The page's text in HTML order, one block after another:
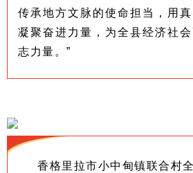
传承地方文脉的使命担当，用
凝聚奋进力量，为全县经济社
志力量。”
香格里拉市小中甸镇联合村